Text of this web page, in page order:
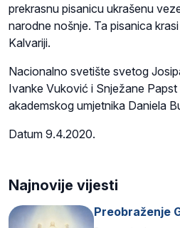
prekrasnu pisanicu ukrašenu
narodne nošnje. Ta pisanica
Kalvariji.
Nacionalno svetište svetog
Ivanke Vuković i Snježane
akademskog umjetnika Daniela
Datum 9.4.2020.
Najnovije vijesti
Preobraženje